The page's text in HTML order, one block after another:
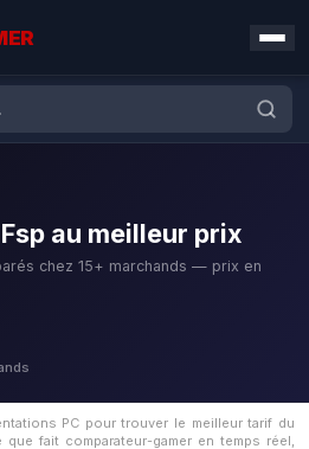
au meilleur prix
chez 15+ marchands — prix en
PC pour trouver le meilleur tarif du
fait comparateur-gamer en temps réel,